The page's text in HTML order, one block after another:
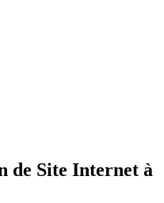
de Site Internet à